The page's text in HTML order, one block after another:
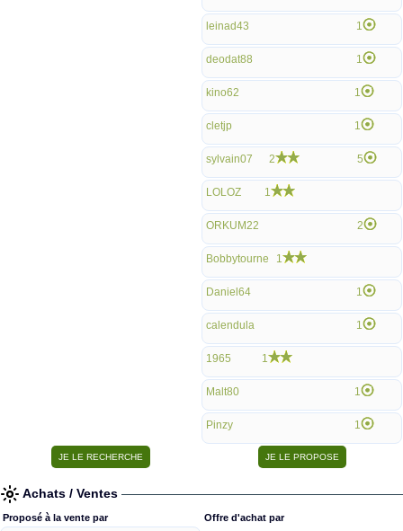
leinad43 1
deodat88 1
kino62 1
cletjp 1
sylvain07 2 5
LOLOZ 1
ORKUM22 2
Bobbytourne 1
Daniel64 1
calendula 1
1965 1
Malt80 1
Pinzy 1
Achats / Ventes
Proposé à la vente par Offre d'achat par